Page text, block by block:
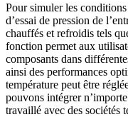
Pour simuler les
d’essai de pression de
chauffés et refroidis tels
fonction permet aux
composants dans
ainsi des performances
température peut être
pouvons intégrer
travaillé avec des sociétés